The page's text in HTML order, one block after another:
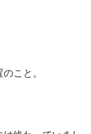
こと。